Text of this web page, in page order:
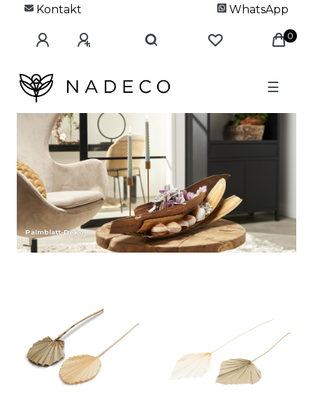
Kontakt WhatsApp
0
☰
Palmblatt-Deko